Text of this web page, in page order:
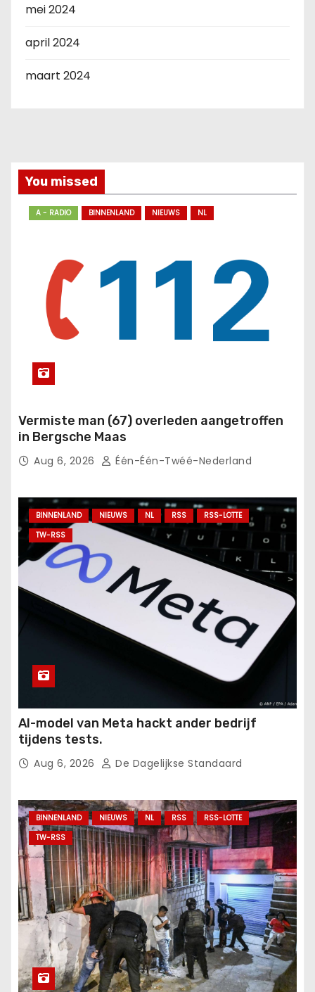
mei 2024
april 2024
maart 2024
You missed
A - RADIO BINNENLAND NIEUWS NL
Vermiste man (67) overleden aangetroffen
in Bergsche Maas
Aug 6, 2026 Één-Één-Twéé-Nederland
BINNENLAND NIEUWS NL RSS
RSS-LOTTE
TW-RSS
AI-model van Meta hackt ander bedrijf
tijdens tests.
Aug 6, 2026 De Dagelijkse Standaard
BINNENLAND NIEUWS NL RSS
RSS-LOTTE
TW-RSS